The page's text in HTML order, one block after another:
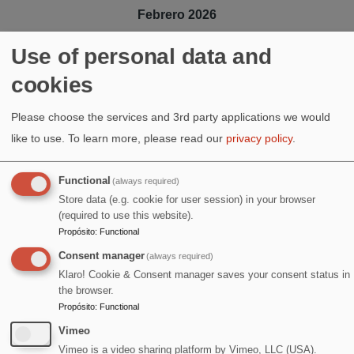
Febrero 2026
6
Esther Ropón, Ernst Surberg · Invitación al Ahora
Jazz Guitar Duo Wolfgang Pointner / Victor Toral
Use of personal data and
cookies
Please choose the services and 3rd party applications we would
like to use. To learn more, please read our privacy policy.
Functional (always required)
Store data (e.g. cookie for user session) in your browser
(required to use this website).
Propósito: Functional
Consent manager(always required)
Klaro! Cookie & Consent manager saves your consent status in
the browser.
Propósito: Functional
Vimeo
Vimeo is a video sharing platform by Vimeo, LLC (USA).